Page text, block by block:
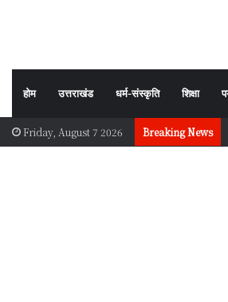
होम उत्तराखंड धर्म-संस्कृति शिक्षा
Friday, August 7 2026 Breaking News